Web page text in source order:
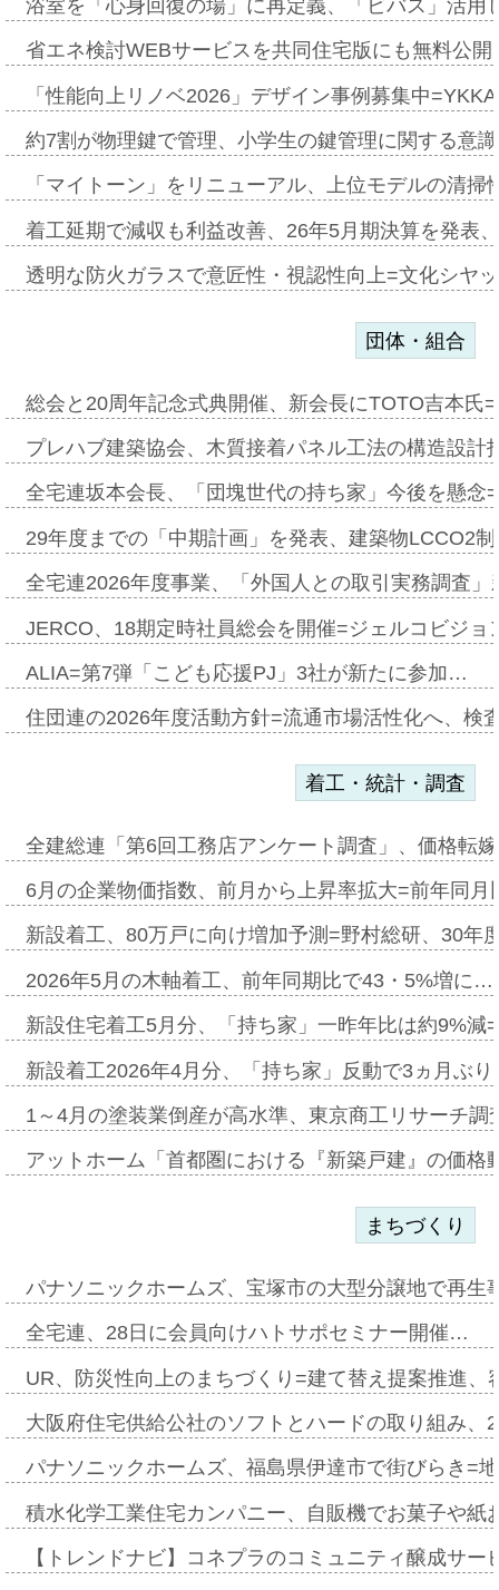
浴室を「心身回復の場」に再定義、「ビバス」活
省エネ検討WEBサービスを共同住宅版にも無料公
「性能向上リノベ2026」デザイン事例募集中
約7割が物理鍵で管理、小学生の鍵管理に関する意
「マイトーン」をリニューアル、上位モデルの清
着工延期で減収も利益改善、26年5月期決算を発表
透明な防火ガラスで意匠性・視認性向上=文化シヤ
団体・組合
総会と20周年記念式典開催、新会長にTOTO吉本氏
プレハブ建築協会、木質接着パネル工法の構造設
全宅連坂本会長、「団塊世代の持ち家」今後を懸
29年度までの「中期計画」を発表、建築物LCCO2
全宅連2026年度事業、「外国人との取引実務調査
JERCO、18期定時社員総会を開催=ジェルコビジ
ALIA=第7弾「こども応援PJ」3社が新たに参加…
住団連の2026年度活動方針=流通市場活性化へ、検
着工・統計・調査
全建総連「第6回工務店アンケート調査」、価格転
6月の企業物価指数、前月から上昇率拡大=前年同
新設着工、80万戸に向け増加予測=野村総研、30年
2026年5月の木軸着工、前年同期比で43・5%増に…
新設住宅着工5月分、「持ち家」一昨年比は約9%
新設着工2026年4月分、「持ち家」反動で3ヵ月ぶ
1～4月の塗装業倒産が高水準、東京商工リサーチ
アットホーム「首都圏における『新築戸建』の価
まちづくり
パナソニックホームズ、宝塚市の大型分譲地で再
全宅連、28日に会員向けハトサポセミナー開催…
UR、防災性向上のまちづくり=建て替え提案推進
大阪府住宅供給公社のソフトとハードの取り組み
パナソニックホームズ、福島県伊達市で街びらき=
積水化学工業住宅カンパニー、自販機でお菓子や
【トレンドナビ】コネプラのコミュニティ醸成サ